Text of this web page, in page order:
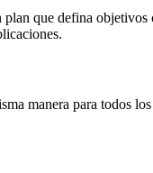
que defina
manera para todos